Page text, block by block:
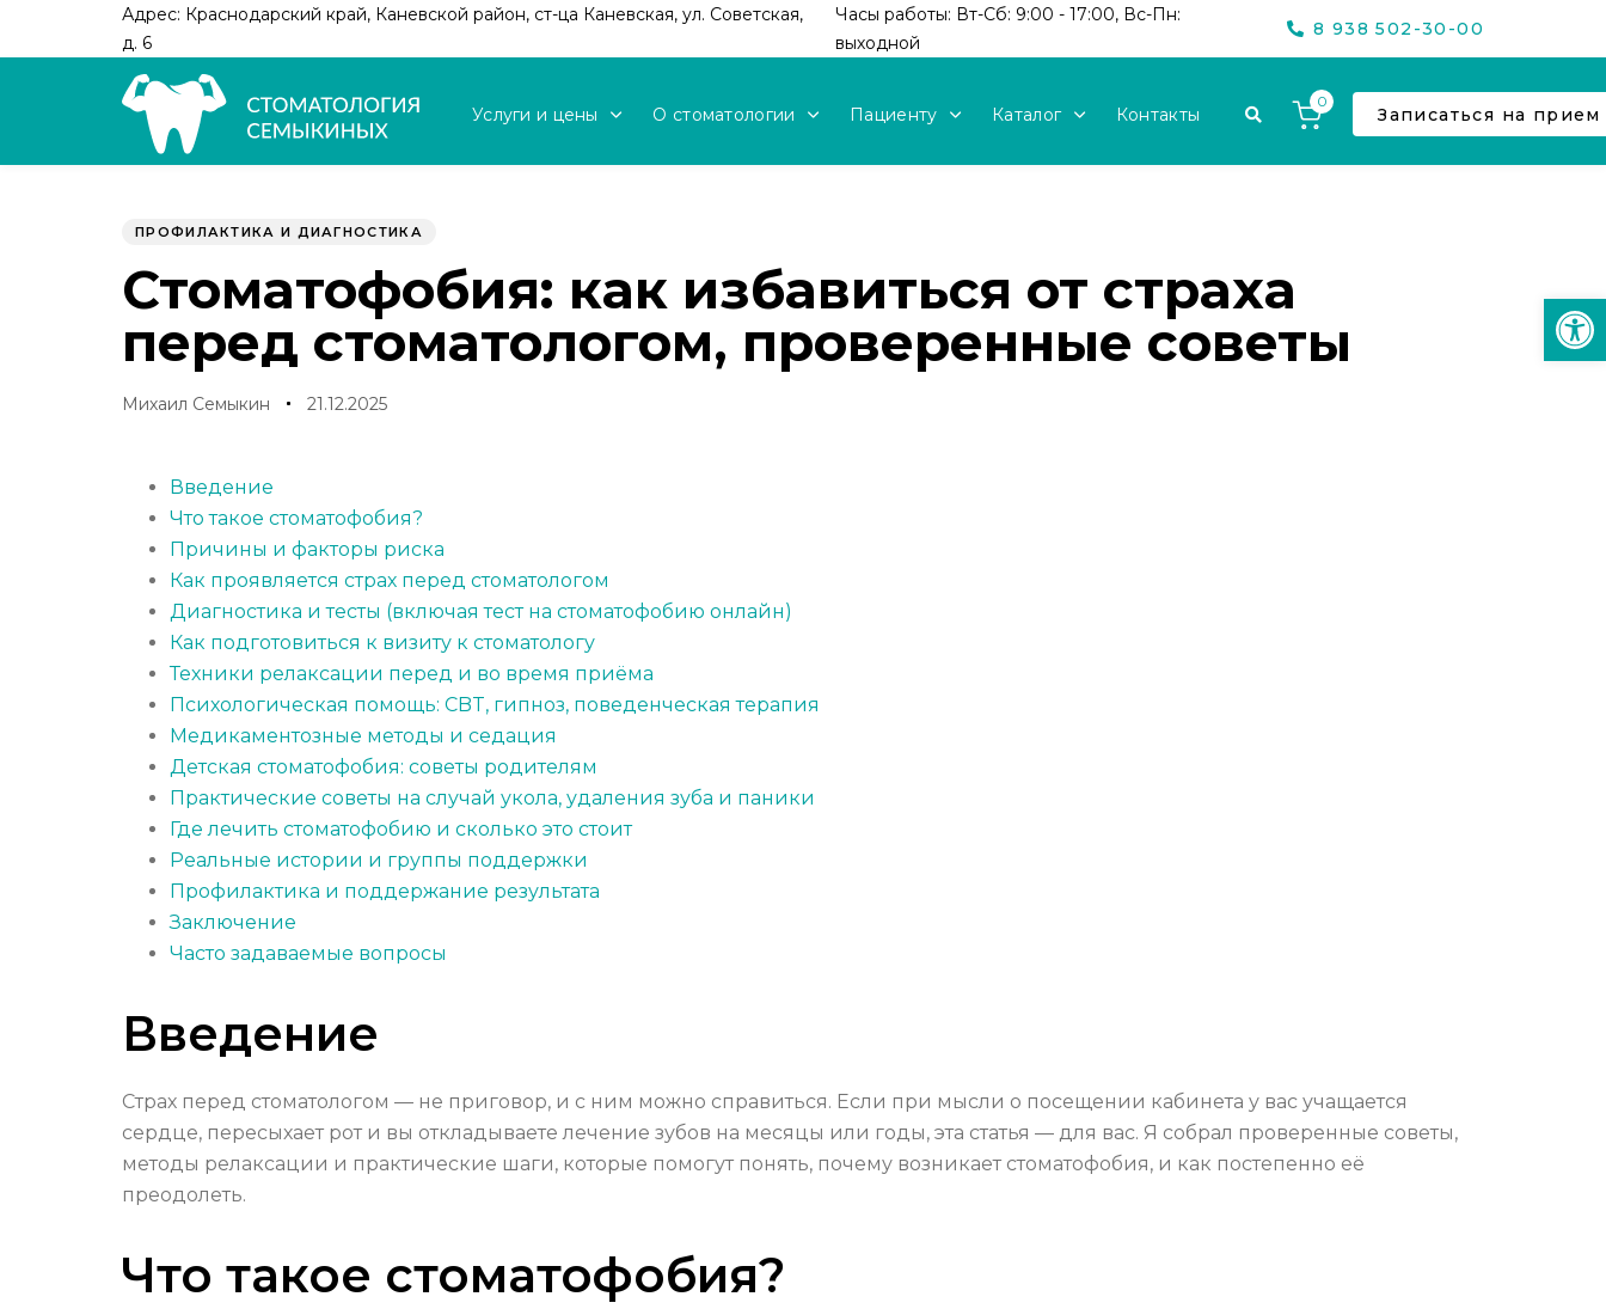
Адрес: Краснодарский край, Каневской район, ст-ца Каневская, ул. Советская,
д. 6
Часы работы: Вт-Сб: 9:00 - 17:00, Вс-Пн:
выходной
8 938 502-30-00
Услуги и цены О стоматологии Пациенту Каталог Контакты
0
Записаться на прием
ПРОФИЛАКТИКА И ДИАГНОСТИКА
Стоматофобия: как избавиться от страха
перед стоматологом, проверенные советы
Михаил Семыкин 21.12.2025
Введение
Что такое стоматофобия?
Причины и факторы риска
Как проявляется страх перед стоматологом
Диагностика и тесты (включая тест на стоматофобию онлайн)
Как подготовиться к визиту к стоматологу
Техники релаксации перед и во время приёма
Психологическая помощь: CBT, гипноз, поведенческая терапия
Медикаментозные методы и седация
Детская стоматофобия: советы родителям
Практические советы на случай укола, удаления зуба и паники
Где лечить стоматофобию и сколько это стоит
Реальные истории и группы поддержки
Профилактика и поддержание результата
Заключение
Часто задаваемые вопросы
Введение
Страх перед стоматологом — не приговор, и с ним можно справиться. Если при мысли о посещении кабинета у вас учащается
сердце, пересыхает рот и вы откладываете лечение зубов на месяцы или годы, эта статья — для вас. Я собрал проверенные советы,
методы релаксации и практические шаги, которые помогут понять, почему возникает стоматофобия, и как постепенно её
преодолеть.
Что такое стоматофобия?